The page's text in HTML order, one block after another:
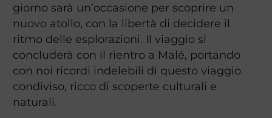
giorno sarà un’occasione per scoprire un
nuovo atollo, con la libertà di decidere il
ritmo delle esplorazioni. Il viaggio si
concluderà con il rientro a Malé, portando
con noi ricordi indelebili di questo viaggio
condiviso, ricco di scoperte culturali e
naturali.